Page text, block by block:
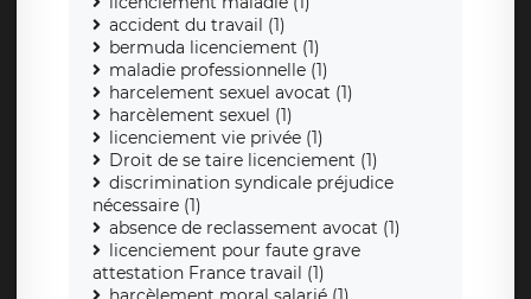
accident du travail (1)
bermuda licenciement (1)
maladie professionnelle (1)
harcelement sexuel avocat (1)
harcèlement sexuel (1)
licenciement vie privée (1)
Droit de se taire licenciement (1)
discrimination syndicale préjudice
nécessaire (1)
absence de reclassement avocat (1)
licenciement pour faute grave
attestation France travail (1)